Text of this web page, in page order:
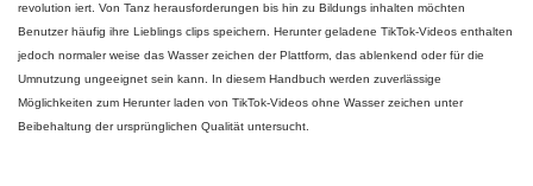
revolution iert. Von Tanz herausforderungen bis hin zu Bildungs inhalten möchten
Benutzer häufig ihre Lieblings clips speichern. Herunter geladene TikTok-Videos enthalten
jedoch normaler weise das Wasser zeichen der Plattform, das ablenkend oder für die
Umnutzung ungeeignet sein kann. In diesem Handbuch werden zuverlässige
Möglichkeiten zum Herunter laden von TikTok-Videos ohne Wasser zeichen unter
Beibehaltung der ursprünglichen Qualität untersucht.